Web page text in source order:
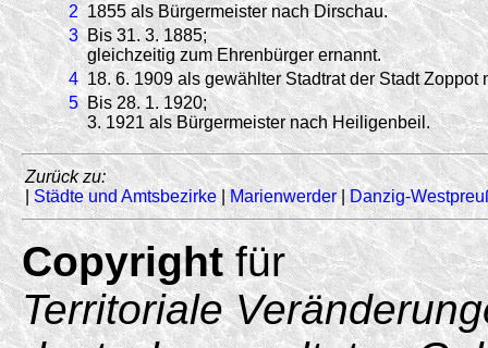
2 1855 als Bürgermeister nach Dirschau.
3 Bis 31. 3. 1885;
gleichzeitig zum Ehrenbürger ernannt.
4 18. 6. 1909 als gewählter Stadtrat der Stadt Zoppot
5 Bis 28. 1. 1920;
3. 1921 als Bürgermeister nach Heiligenbeil.
Zurück zu:
|Städte und Amtsbezirke|Marienwerder|Danzig-
Copyrightfür
Territoriale